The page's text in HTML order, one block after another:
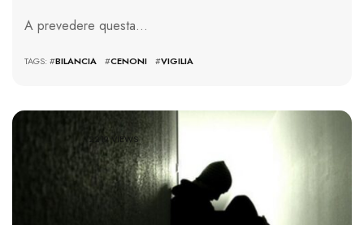
A prevedere questa…
TAGS: #BILANCIA #CENONI #VIGILIA
2219 VIEWS